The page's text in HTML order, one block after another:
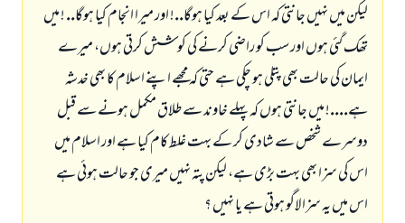
ليكن ميں نہيں جانتى كہ اس كے بعد كيا ہوگا..! اور ميرا انجام كيا ہوگا.. ! ميں
تھك گئى ہوں اور سب كو راضى كرنے كى كوشش كرتى ہوں، ميرے
ايمان كى حالت بھى پتلى ہو چكى ہے حتى كہ مجھے اپنے اسلام كا بھى خدشہ
ہے....! ميں جانتى ہوں كہ پہلے خاوند سے طلاق مكمل ہونے سے قبل
دوسرے شخص سے شادى كر كے بہت غلط كام كيا ہے اور اسلام ميں
اس كى سزا بھى بہت بڑى ہے، ليكن پتہ نہيں ميرى جو حالت ہوئى ہے
اس ميں يہ سزا لاگو ہوتى ہے يا نہيں ؟